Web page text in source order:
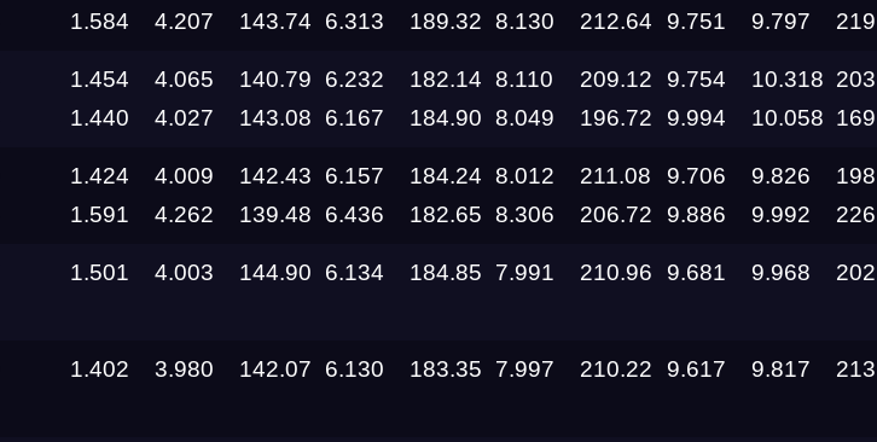
1.584 4.207 143.74 6.313 189.32 8.130 212.64 9.751 9.797
1.454 4.065 140.79 6.232 182.14 8.110 209.12 9.754 10.318
1.440 4.027 143.08 6.167 184.90 8.049 196.72 9.994 10.058
1.424 4.009 142.43 6.157 184.24 8.012 211.08 9.706 9.826
1.591 4.262 139.48 6.436 182.65 8.306 206.72 9.886 9.992
1.501 4.003 144.90 6.134 184.85 7.991 210.96 9.681 9.968
1.402 3.980 142.07 6.130 183.35 7.997 210.22 9.617 9.817